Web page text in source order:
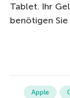
Tablet. Ihr
benötigen
Apple